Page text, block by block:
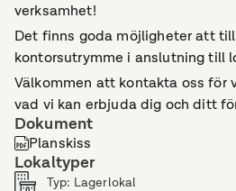
verksamhet!
Det finns goda möjligheter att
kontorsutrymme i anslutning till
Välkommen att kontakta oss för
vad vi kan erbjuda dig och ditt
Dokument
Planskiss
Lokaltyper
Typ: Lagerlokal